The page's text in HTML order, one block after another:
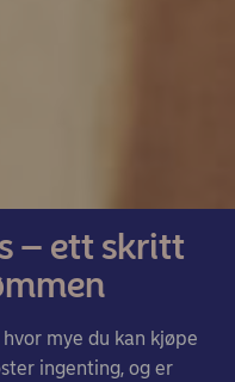
– ett skritt
mye du kan kjøpe
ingenting, og er